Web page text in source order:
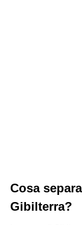
Cosa
Gibilterra?